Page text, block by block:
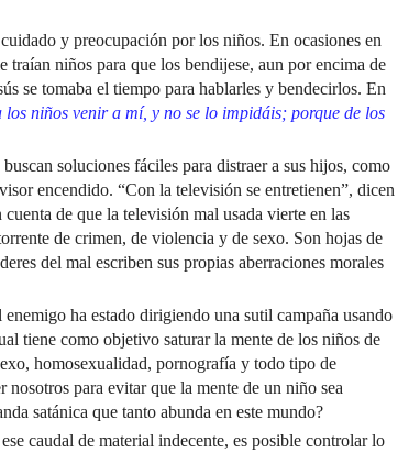
y preocupación por los niños. En ocasiones en
traían niños para que los bendijese, aun por encima de
se tomaba el tiempo para hablarles y bendecirlos. En
los niños venir a mí, y no se lo impidáis; porque de los
soluciones fáciles para distraer a sus hijos, como
encendido. “Con la televisión se entretienen”, dicen
de que la televisión mal usada vierte en las
de crimen, de violencia y de sexo. Son hojas de
del mal escriben sus propias aberraciones morales
ha estado dirigiendo una sutil campaña usando
tiene como objetivo saturar la mente de los niños de
homosexualidad, pornografía y todo tipo de
para evitar que la mente de un niño sea
satánica que tanto abunda en este mundo?
caudal de material indecente, es posible controlar lo